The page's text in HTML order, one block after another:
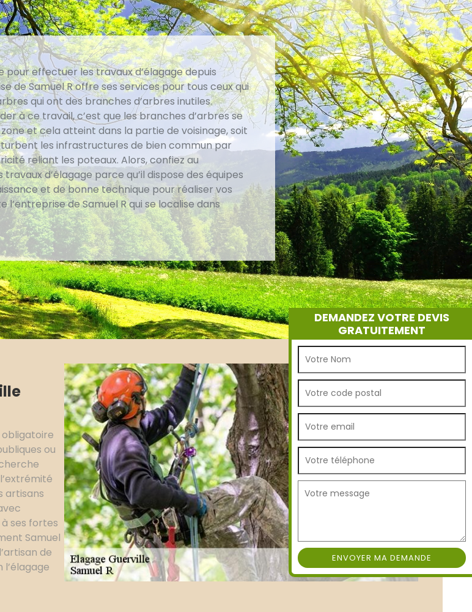
DEMANDEZ VOTRE DEVIS
GRATUITEMENT
effectuer les travaux d’élagage depuis
de Samuel R offre ses services pour tous ceux qui
qui ont des branches d’arbres inutiles.
à ce travail, c’est que les branches d’arbres se
et cela atteint dans la partie de voisinage, soit
les infrastructures de bien commun par
reliant les poteaux. Alors, confiez au
d’élagage parce qu’il dispose des équipes
et de bonne technique pour réaliser vos
de Samuel R qui se localise dans
ou
artisans
ses fortes
Samuel
de